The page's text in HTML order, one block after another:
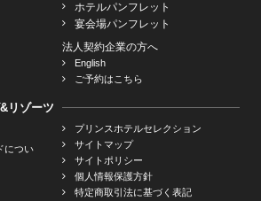
ホテルパンフレット
宴会場パンフレット
法人契約企業の方へ
English
ご予約はこちら
リゾーツ
につい
プリンスホテルセレクション
サイトマップ
サイトポリシー
個人情報保護方針
特定商取引法に基づく表記